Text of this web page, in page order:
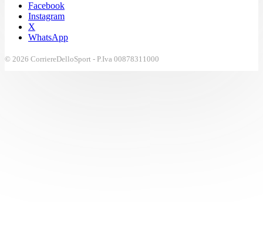
Facebook
Instagram
X
WhatsApp
© 2026 CorriereDelloSport - P.Iva 00878311000